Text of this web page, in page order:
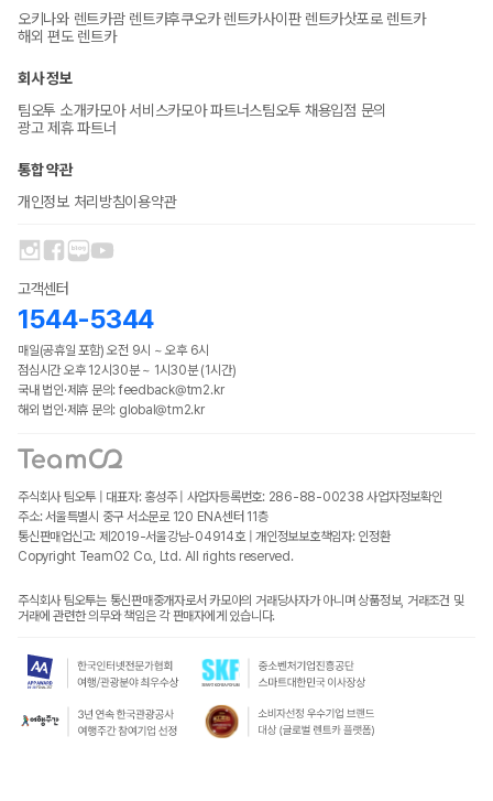
오키나와 렌트카괌 렌트카후쿠오카 렌트카사이판 렌트카삿포로 렌트카
해외 편도 렌트카
회사 정보
팀오투 소개카모아 서비스카모아 파트너스팀오투 채용입점 문의
광고 제휴 파트너
통합 약관
개인정보 처리방침이용약관
고객센터
1544-5344
매일(공휴일 포함) 오전 9시 ~ 오후 6시
점심시간 오후 12시30분 ~ 1시30분 (1시간)
국내 법인·제휴 문의: feedback@tm2.kr
해외 법인·제휴 문의: global@tm2.kr
주식회사 팀오투 | 대표자: 홍성주 | 사업자등록번호: 286-88-00238 사업자정보확인
주소: 서울특별시 중구 서소문로 120 ENA센터 11층
통신판매업신고: 제2019-서울강남-04914호 | 개인정보보호책임자: 인정환
Copyright TeamO2 Co., Ltd. All rights reserved.
주식회사 팀오투는 통신판매중개자로서 카모아의 거래당사자가 아니며 상품정보, 거래조건 및
거래에 관련한 의무와 책임은 각 판매자에게 있습니다.